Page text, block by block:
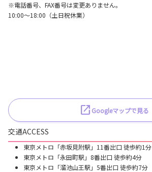
※電話番号、FAX番号は変更ありません。
10:00～18:00（土日祝休業）
Googleマップで見る
交通ACCESS
東京メトロ「赤坂見附駅」11番出口 徒歩約1分
東京メトロ「永田町駅」8番出口 徒歩約4分
東京メトロ「溜池山王駅」5番出口 徒歩約7分